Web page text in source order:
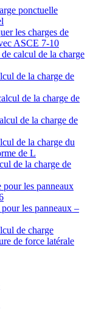
ponctuelle
les charges de
ASCE 7-10
calcul de la charge
de la charge de
de la charge de
de la charge de
de la charge du
de L
de la charge de
pour les panneaux
les panneaux –
de charge
de force latérale